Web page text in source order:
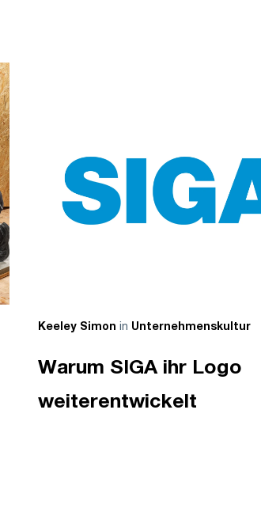
Keeley Simon in Unternehmenskultur
Warum SIGA ihr Logo
weiterentwickelt